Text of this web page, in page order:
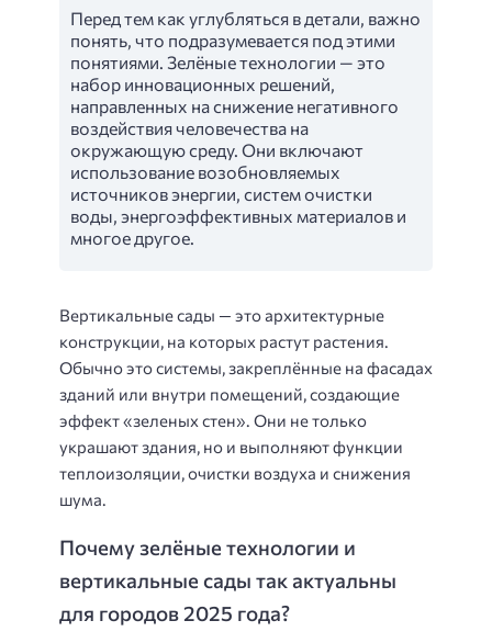
Перед тем как углубляться в детали, важно
понять, что подразумевается под этими
понятиями. Зелёные технологии — это
набор инновационных решений,
направленных на снижение негативного
воздействия человечества на
окружающую среду. Они включают
использование возобновляемых
источников энергии, систем очистки
воды, энергоэффективных материалов и
многое другое.
Вертикальные сады — это архитектурные
конструкции, на которых растут растения.
Обычно это системы, закреплённые на фасадах
зданий или внутри помещений, создающие
эффект «зеленых стен». Они не только
украшают здания, но и выполняют функции
теплоизоляции, очистки воздуха и снижения
шума.
Почему зелёные технологии и
вертикальные сады так актуальны
для городов 2025 года?